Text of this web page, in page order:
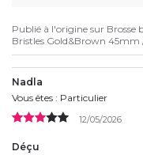
Publié à l'origine sur Brosse
Bristles Gold&Brown 45mm
Nadla
Vous êtes : Particulier
12/05/2026
Déçu